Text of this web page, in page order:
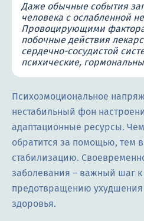
Даже обычные события
человека с ослабленной
Провоцирующими
побочные действия
сердечно-сосудистой
психические,
Психоэмоциональное
нестабильный фон
адаптационные ресурсы.
обратится за помощью, тем
стабилизацию.
заболевания – важный шаг
предотвращению ухудшения
здоровья.